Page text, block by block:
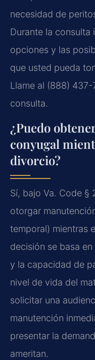
necesidad de
Durante la consulta
opciones y las
que usted pueda
Llame al (888)
consulta.
¿Puedo
conyugal
divorcio?
Sí, bajo Va. Code §
otorgar
temporal) mientras
decisión se basa
y la capacidad de
nivel de vida del
solicitar una
manutención
presentar la
ameritan.